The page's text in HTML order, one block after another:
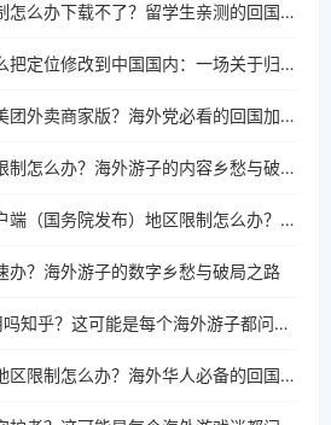
海外看电视地区限制怎么办下载不了？留学生亲测的回国加速方案（附2026世界杯观赛技巧）
在菲律宾用陌陌怎么把定位修改到中国国内：一场关于归属感与连接的探索
比利时怎么打不开美团外卖商家版？海外党必看的回国加速全攻略
时刻新闻国外地区限制怎么办？海外游子的内容乡愁与破局之路
在美国用国务院客户端（国务院发布）地区限制怎么办？3步解决海外看国内内容难题
办？海外游子的数字乡愁与破局之路
B站会员在国外能用吗知乎？这可能是每个海外游子都问过的问题
在越南用乐视视频地区限制怎么办？海外华人必备的回国加速攻略